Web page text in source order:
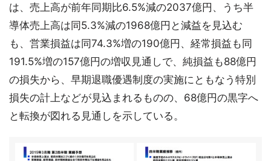
は、売上高が前年同期比6.5%減の2037億円、うち半
導体売上高は同5.3%減の1968億円と減益を見込む
も、営業損益は同74.3%増の190億円、経常損益も同
191.5%増の157億円の増収見通しで、純損益も88億円
の損失から、早期退職優遇制度の実施にともなう特別
損失の計上などが見込まれるものの、68億円の黒字へ
と転換が図れる見通しを示している。